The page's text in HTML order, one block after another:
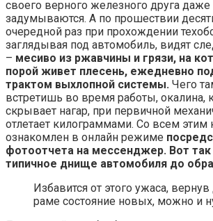
своего верного железного друга даже
задумываются. А по прошествии
очередной раз при прохождении
заглядывая под автомобиль, видят
– месиво из ржавчины и грязи, на
порой живет плесень, ежедневно
трактом выхлопной системы. Чего
встретишь во время работы, окалина,
скрывает нагар, при первичной
отлетает килограммами. Со всем этим
ознакомлен в онлайн режиме
фотоотчета на мессенджер. Вот
типичное днище автомобиля до
Избавится от этого ужаса,
раме состояние новых, можно и